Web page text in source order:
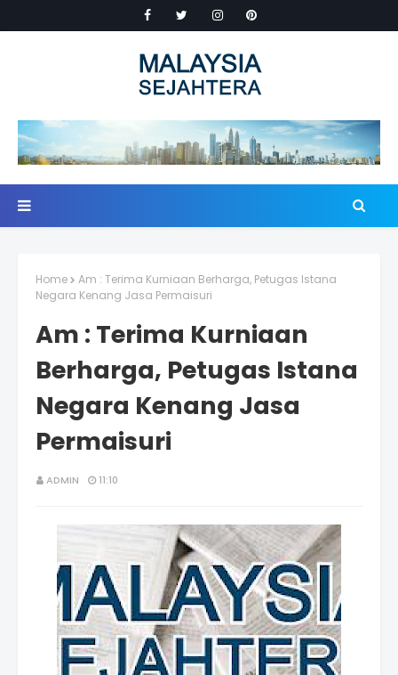
Home
Am : Terima Kurniaan Berharga, Petugas Istana
Negara Kenang Jasa Permaisuri
Am : Terima Kurniaan
Berharga, Petugas Istana
Negara Kenang Jasa
Permaisuri
ADMIN 11:10